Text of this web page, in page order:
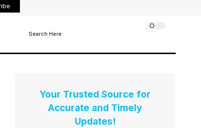
Search Here
Your Trusted Source for
Accurate and Timely
Updates!